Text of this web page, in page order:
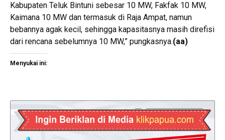
Kabupaten Teluk Bintuni sebesar 10 MW, Fakfak 10 MW,
Kaimana 10 MW dan termasuk di Raja Ampat, namun
bebannya agak kecil, sehingga kapasitasnya masih direfisi
dari rencana sebelumnya 10 MW,” pungkasnya.(aa)
Menyukai ini: